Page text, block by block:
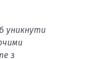
уникнути
з